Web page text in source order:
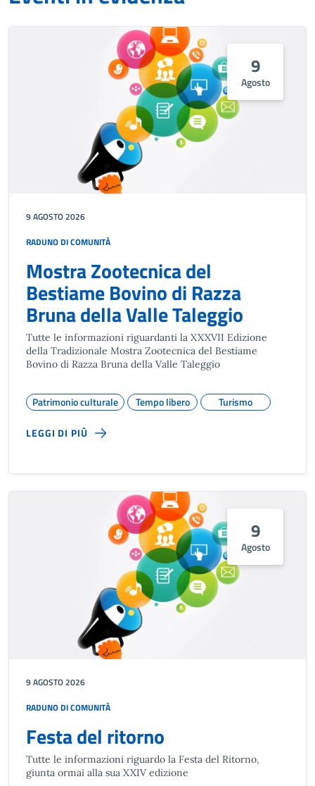
9
Agosto
9 AGOSTO 2026
RADUNO DI COMUNITÀ
Mostra Zootecnica del
Bestiame Bovino di Razza
Bruna della Valle Taleggio
Tutte le informazioni riguardanti la XXXVII Edizione
della Tradizionale Mostra Zootecnica del Bestiame
Bovino di Razza Bruna della Valle Taleggio
Patrimonio culturale Tempo libero Turismo
LEGGI DI PIÙ
9
Agosto
9 AGOSTO 2026
RADUNO DI COMUNITÀ
Festa del ritorno
Tutte le informazioni riguardo la Festa del Ritorno,
giunta ormai alla sua XXIV edizione